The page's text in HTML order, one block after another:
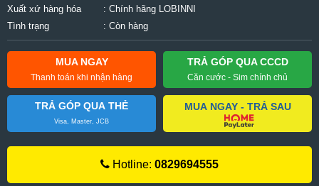
Xuất xứ hàng hóa
: Chính hãng LOBINNI
Tình trạng
: Còn hàng
MUA NGAY
Thanh toán khi nhận hàng
TRẢ GÓP QUA CCCD
Căn cước - Sim chính chủ
TRẢ GÓP QUA THẺ
Visa, Master, JCB
MUA NGAY - TRẢ SAU
Hotline: 0829694555